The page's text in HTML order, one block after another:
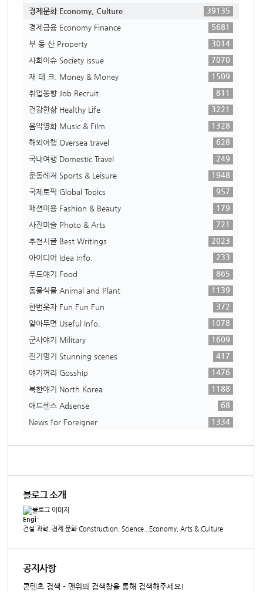
경제문화 Economy, Culture
39135
경제금융 Economy Finance
5681
부 동 산 Property
3014
사회이슈 Society issue
7070
재 테 크. Money & Money
1509
취업동향 Job Recruit
811
건강한삶 Healthy Life
3221
음악영화 Music & Film
1328
해외여행 Oversea travel
628
국내여행 Domestic Travel
249
운동레저 Sports & Leisure
1948
국제토픽 Global Topics
957
패션미용 Fashion & Beauty
179
사진미술 Photo & Arts
721
추천시글 Best Writings
2023
아이디어 Idea info.
233
푸드얘기 Food
865
동물식물 Animal and Plant
1139
한번웃자 Fun Fun Fun
372
알아두면 Useful Info.
1078
군사얘기 Military
1609
진기명기 Stunning scenes
417
얘기꺼리 Gosship
1476
북한얘기 North Korea
1188
애드센스 Adsense
68
News for Foreigner
1334
블로그 소개
Engi-
건설 과학, 경제 문화 Construction, Science...Economy, Arts & Culture
공지사항
콘텐츠 검색 - 맨위의 검색창을 통해 검색해주세요!